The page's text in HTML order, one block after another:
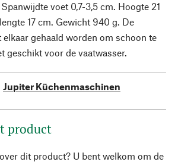
voet 0,7-3,5 cm. Hoogte 21
17 cm. Gewicht 940 g. De
gehaald worden om schoon te
geschikt voor de vaatwasser.
Jupiter Küchenmaschinen
product
dit product? U bent welkom om de